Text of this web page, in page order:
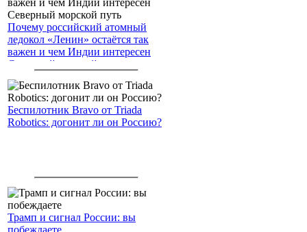
Почему российский атомный
ледокол «Ленин» остаётся так
важен и чем Индии интересен
Северный морской путь
Беспилотник Bravo от Triada
Robotics: догонит ли он Россию?
Трамп и сигнал России: вы